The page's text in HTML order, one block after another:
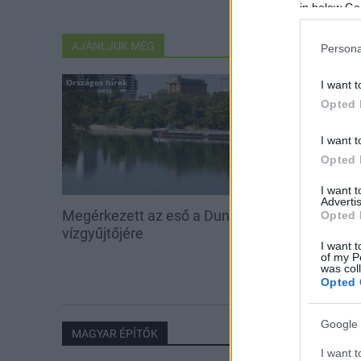
in below
I want
Opted
I want
Opted
I want
Opted
I want
of my
was
Opted
Google
I want
AJÁNLJUK MÉG
Országos hírek
Megérkezett az eső a Duna
vízgyűjtőjére
Országos hírek
Amire
csökken a
MAGYAR ÉPÍTŐK